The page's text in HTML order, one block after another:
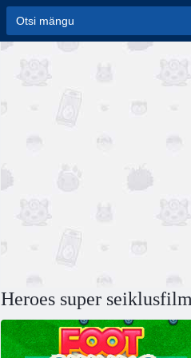
Heroes super